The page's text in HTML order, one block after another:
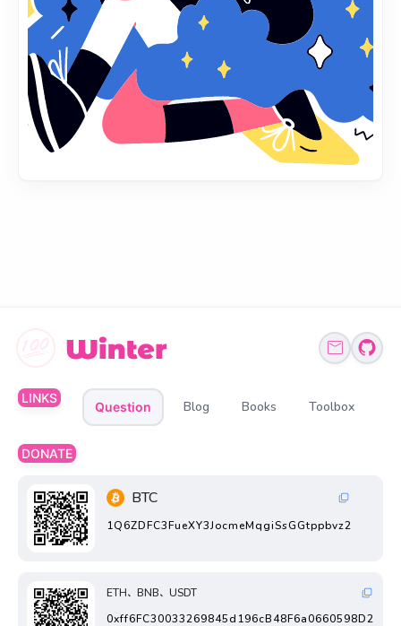
LINKS
Question Blog Books Toolbox
DONATE
BTC
1Q6ZDFC3FueXY3JocmeMqgiSsGGtppbvz2
ETH、BNB、USDT
0xff6FC30033269845d196cB48F6a0660598D2